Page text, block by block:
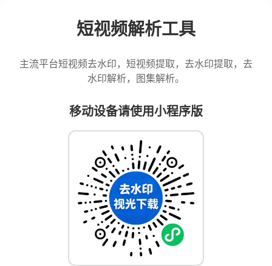
短视频解析工具
主流平台短视频去水印，短视频提取，去水印提取，去
水印解析，图集解析。
移动设备请使用小程序版